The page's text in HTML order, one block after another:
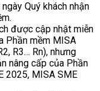
Quý khách nhận
được cập nhật miễn
Phần mềm MISA
R3… Rn), nhưng
nâng cấp của Phần
2025, MISA SME